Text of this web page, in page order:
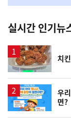
뉴
스
실시간 인기뉴
치
우
면?